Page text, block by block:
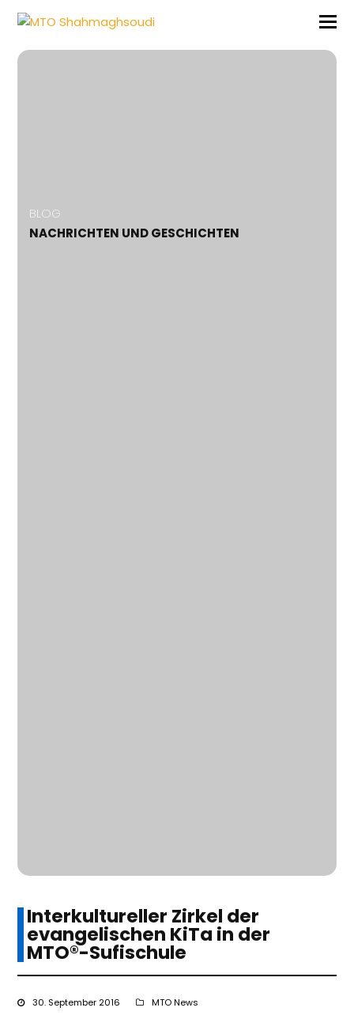
BLOG
NACHRICHTEN UND GESCHICHTEN
Interkultureller Zirkel der
evangelischen KiTa in der
MTO®-Sufischule
30. September 2016 MTO News